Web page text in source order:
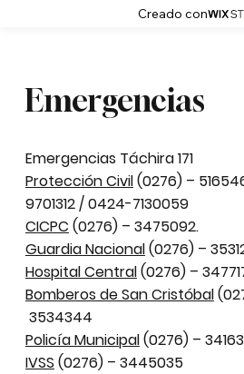
Creado con
Emergencias
Emergencias Táchira 171
Protección Civil(0276) –
9701312 / 0424-7130059
CICPC (0276) – 3475092.
Guardia Nacional(0276) –
Hospital Central(0276) –
Bomberos de San Cristóbal
3534344
Policía Municipal(0276) –
IVSS (0276) – 3445035